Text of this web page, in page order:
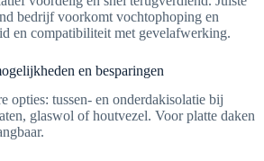
bedrijf voorkomt vochtophoping en
en compatibiliteit met gevelafwerking.
en besparingen
opties: tussen- en onderdakisolatie bij
glaswol of houtvezel. Voor platte daken